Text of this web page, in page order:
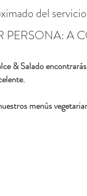
del
PERSONA: A
& Salado
menús